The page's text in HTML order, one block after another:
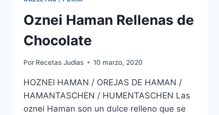
Oznei Haman Rellenas de
Chocolate
Por Recetas Judias 10 marzo, 2020
HOZNEI HAMAN / OREJAS DE HAMAN /
HAMANTASCHEN / HUMENTASCHEN Las
oznei Haman son un dulce relleno que se